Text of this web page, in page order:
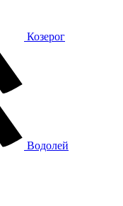
Козерог
Водолей